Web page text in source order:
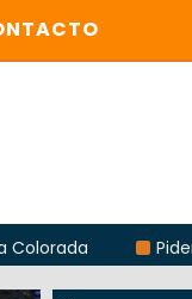
Piden que el